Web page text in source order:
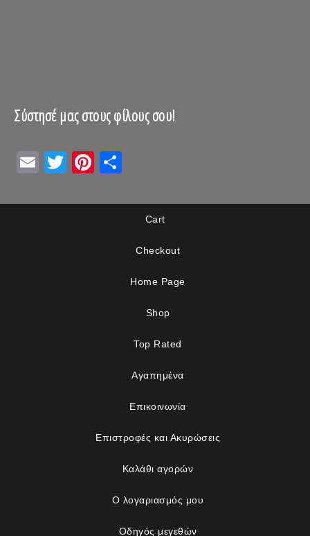
Σύστησέ μας στους φίλους σου!
EmailTwitterPinterest
Cart
Checkout
Home Page
Shop
Top Rated
Αγαπημένα
Επικοινωνία
Επιστροφές και Ακυρώσεις
Καλάθι αγορών
Ο λογαριασμός μου
Οδηγός μεγεθών